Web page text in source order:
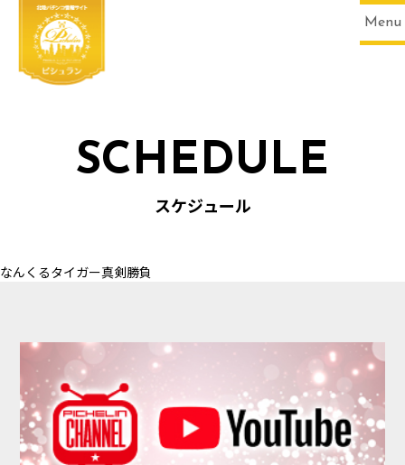
Menu
SCHEDULE
SCHEDULE
スケジュール
なんくるタイガー真剣勝負